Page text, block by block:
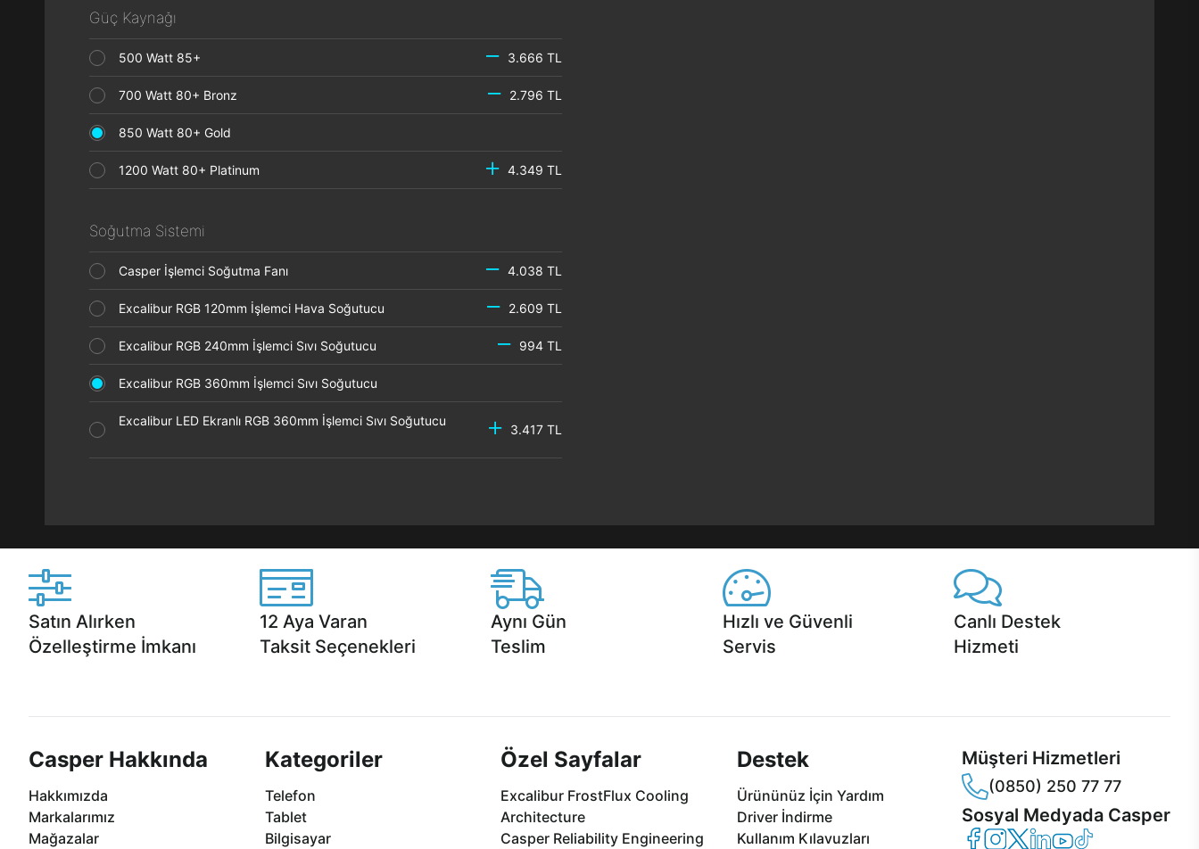
Güç Kaynağı
500 Watt 85+ 3.666 TL
700 Watt 80+ Bronz 2.796 TL
850 Watt 80+ Gold
1200 Watt 80+ Platinum 4.349 TL
Soğutma Sistemi
Casper İşlemci Soğutma Fanı 4.038 TL
Excalibur RGB 120mm İşlemci Hava Soğutucu 2.609 TL
Excalibur RGB 240mm İşlemci Sıvı Soğutucu 994 TL
Excalibur RGB 360mm İşlemci Sıvı Soğutucu
Excalibur LED Ekranlı RGB 360mm İşlemci Sıvı Soğutucu
3.417 TL
Satın Alırken
Özelleştirme İmkanı
12 Aya Varan
Taksit Seçenekleri
Aynı Gün
Teslim
Hızlı ve Güvenli
Servis
Canlı Destek
Hizmeti
Casper Hakkında
Hakkımızda
Markalarımız
Mağazalar
Kategoriler
Telefon
Tablet
Bilgisayar
Özel Sayfalar
Excalibur FrostFlux Cooling
Architecture
Casper Reliability Engineering
Destek
Ürününüz İçin Yardım
Driver İndirme
Kullanım Kılavuzları
Müşteri Hizmetleri
(0850) 250 77 77
Sosyal Medyada Casper
Casper Facebook
Casper Instagram
Casper Twitter
Casper LinkedIn
Casper YouTube
Casper TikTok